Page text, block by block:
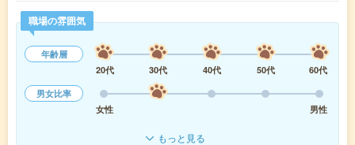
職場の雰囲気
年齢層
20代
30代 40代 50代
60代
男女比率
女性
男性
もっと見る